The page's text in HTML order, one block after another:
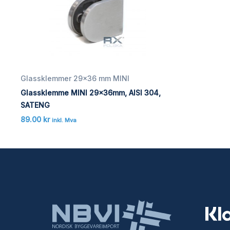
Glassklemmer 29x36 mm MINI
Glassklemme MINI 29x36mm, AISI 304,
SATENG
89.00 kr inkl. Mva